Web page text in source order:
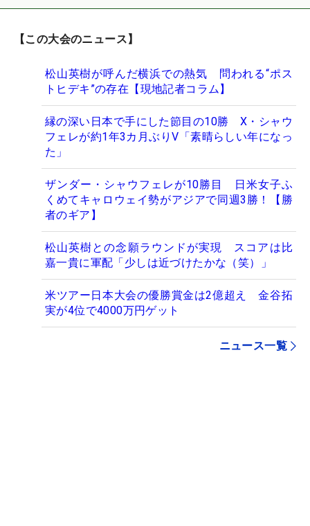
【この大会のニュース】
松山英樹が呼んだ横浜での熱気 問われる“ポス
トヒデキ”の存在【現地記者コラム】
縁の深い日本で手にした節目の10勝 X・シャウ
フェレが約1年3カ月ぶりV「素晴らしい年になっ
た」
ザンダー・シャウフェレが10勝目 日米女子ふ
くめてキャロウェイ勢がアジアで同週3勝！【勝
者のギア】
松山英樹との念願ラウンドが実現 スコアは比
嘉一貴に軍配「少しは近づけたかな（笑）」
米ツアー日本大会の優勝賞金は2億超え 金谷拓
実が4位で4000万円ゲット
ニュース一覧